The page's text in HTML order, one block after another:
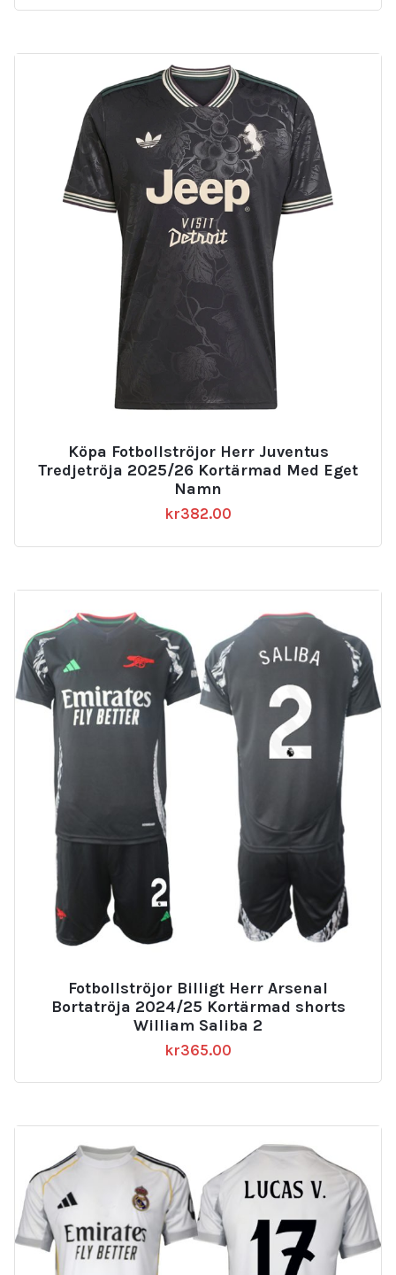
Köpa Fotbollströjor Herr Juventus
Tredjetröja 2025/26 Kortärmad Med Eget
Namn
kr382.00
Fotbollströjor Billigt Herr Arsenal
Bortatröja 2024/25 Kortärmad shorts
William Saliba 2
kr365.00